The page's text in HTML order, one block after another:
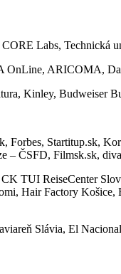
Labs, Technická
OnLine, ARICOMA,
Kinley, Budweiser
Forbes, Startitup.sk,
– ČSFD, Filmsk.sk,
ReiseCenter
Hair Factory
Slávia, El